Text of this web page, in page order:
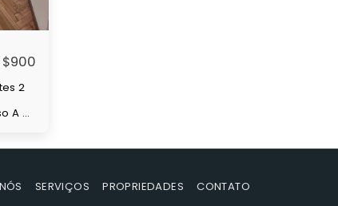
$900
2
A 4
SERVIÇOS PROPRIEDADES CONTATO